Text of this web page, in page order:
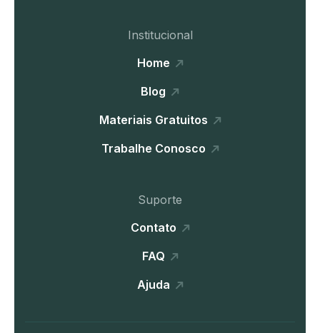
Institucional
Home
Blog
Materiais Gratuitos
Trabalhe Conosco
Suporte
Contato
FAQ
Ajuda